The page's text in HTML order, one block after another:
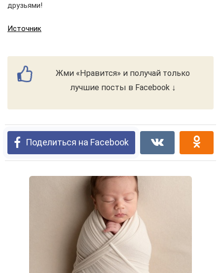
друзьями!
Источник
Жми «Нравится» и получай только
лучшие посты в Facebook ↓
Поделиться на Facebook